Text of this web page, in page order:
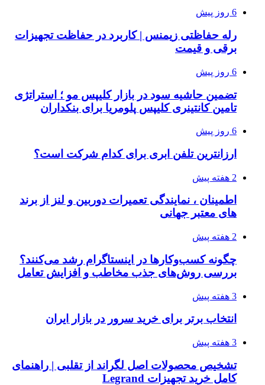
6 روز پیش
رله حفاظتی زیمنس | کاربرد در حفاظت تجهیزات
برقی و قیمت
6 روز پیش
تضمین حاشیه سود در بازار کلیپس مو ؛ استراتژی
تامین کانتینری کلیپس پلومریا برای بنکداران
6 روز پیش
ارزانترین تلفن ابری برای کدام شرکت است؟
2 هفته پیش
اطمینان ، نمایندگی تعمیرات دوربین و لنز از برند
های معتبر جهانی
2 هفته پیش
چگونه کسب‌وکارها در اینستاگرام رشد می‌کنند؟
بررسی روش‌های جذب مخاطب و افزایش تعامل
3 هفته پیش
انتخاب برتر برای خرید سرور در بازار ایران
3 هفته پیش
تشخیص محصولات اصل لگراند از تقلبی | راهنمای
کامل خرید تجهیزات Legrand